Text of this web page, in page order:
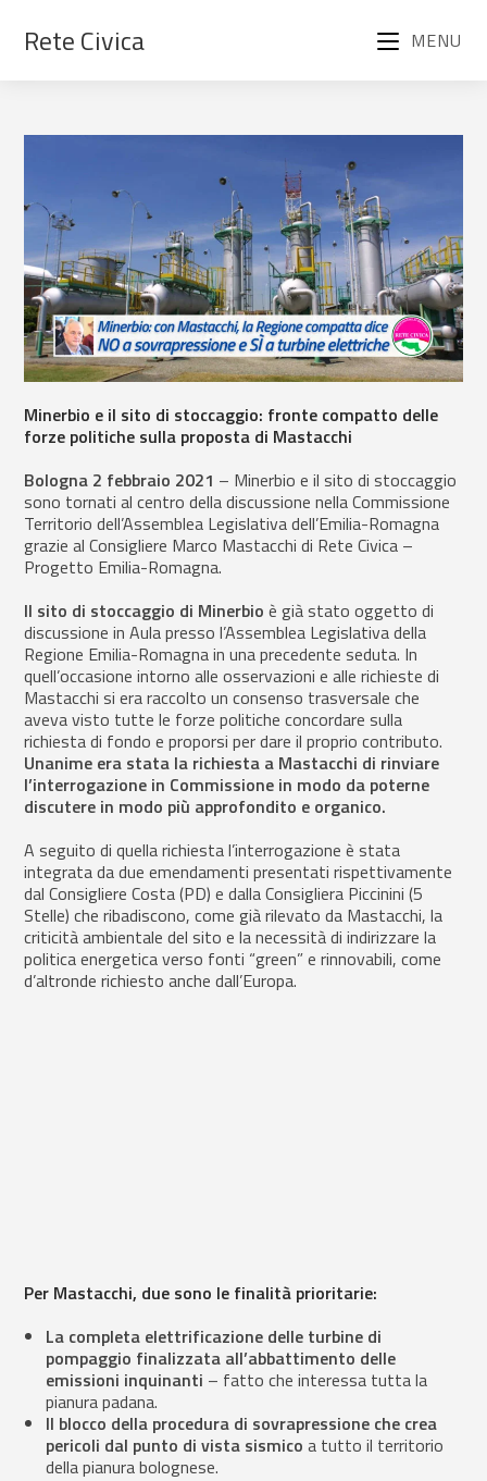
Rete Civica MENU
Minerbio e il sito di stoccaggio: fronte compatto delle
forze politiche sulla proposta di Mastacchi
Bologna 2 febbraio 2021 – Minerbio e il sito di stoccaggio
sono tornati al centro della discussione nella Commissione
Territorio dell’Assemblea Legislativa dell’Emilia-Romagna
grazie al Consigliere Marco Mastacchi di Rete Civica –
Progetto Emilia-Romagna.
Il sito di stoccaggio di Minerbio è già stato oggetto di
discussione in Aula presso l’Assemblea Legislativa della
Regione Emilia-Romagna in una precedente seduta. In
quell’occasione intorno alle osservazioni e alle richieste di
Mastacchi si era raccolto un consenso trasversale che
aveva visto tutte le forze politiche concordare sulla
richiesta di fondo e proporsi per dare il proprio contributo.
Unanime era stata la richiesta a Mastacchi di rinviare
l’interrogazione in Commissione in modo da poterne
discutere in modo più approfondito e organico.
A seguito di quella richiesta l’interrogazione è stata
integrata da due emendamenti presentati rispettivamente
dal Consigliere Costa (PD) e dalla Consigliera Piccinini (5
Stelle) che ribadiscono, come già rilevato da Mastacchi, la
criticità ambientale del sito e la necessità di indirizzare la
politica energetica verso fonti “green” e rinnovabili, come
d’altronde richiesto anche dall’Europa.
Per Mastacchi, due sono le finalità prioritarie:
La completa elettrificazione delle turbine di
pompaggio finalizzata all’abbattimento delle
emissioni inquinanti – fatto che interessa tutta la
pianura padana.
Il blocco della procedura di sovrapressione che crea
pericoli dal punto di vista sismicoa tutto il territorio
della pianura bolognese.